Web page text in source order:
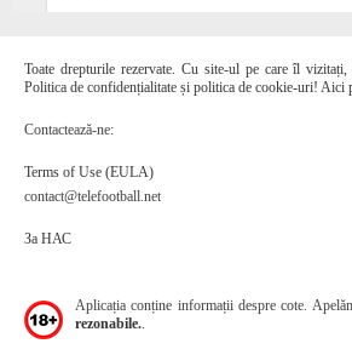
Toate drepturile rezervate. Cu site-ul pe care îl
Politica de confidențialitate și politica de cookie-uri! Aici
Contactează-ne:
Terms of Use (EULA)
contact@telefootball.net
За НАС
Aplicația conține informații despre cote.
rezonabile.